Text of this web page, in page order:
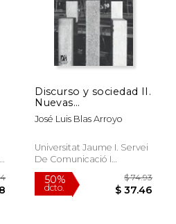
Discurso y sociedad II.
Nuevas
contribuciones al
estudio de la lengua
(Estudis Filològics)
José Luis Blas Arroyo
Universitat Jaume I. Servei
De Comunicació I
Publicacions, Tapa Blanda,
Nuevo